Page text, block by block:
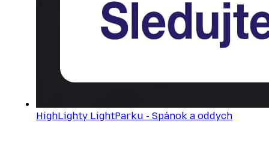
HighLighty LightParku - Spánok a oddych